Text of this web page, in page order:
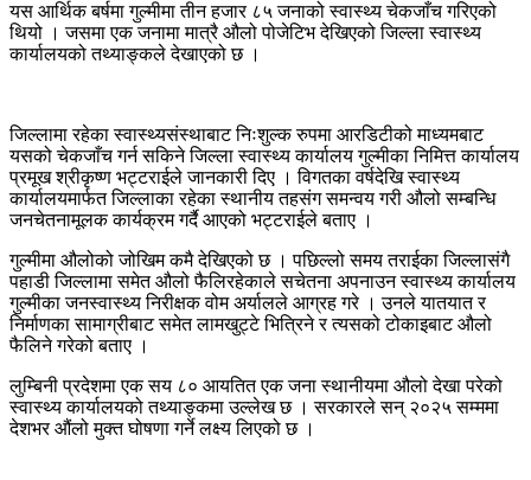
यस आर्थिक बर्षमा गुल्मीमा तीन हजार ८५ जनाको स्वास्थ्य चेकजाँच गरिएको
थियो । जसमा एक जनामा मात्रै औलो पोजेटिभ देखिएको जिल्ला स्वास्थ्य
कार्यालयको तथ्याङ्कले देखाएको छ ।
जिल्लामा रहेका स्वास्थ्यसंस्थाबाट निःशुल्क रुपमा आरडिटीको माध्यमबाट
यसको चेकजाँच गर्न सकिने जिल्ला स्वास्थ्य कार्यालय गुल्मीका निमित्त कार्यालय
प्रमूख श्रीकृष्ण भट्टराईले जानकारी दिए । विगतका वर्षदेखि स्वास्थ्य
कार्यालयमार्फत जिल्लाका रहेका स्थानीय तहसंग समन्वय गरी औलो सम्बन्धि
जनचेतनामूलक कार्यक्रम गर्दै आएको भट्टराईले बताए ।
गुल्मीमा औलोको जोखिम कमै देखिएको छ । पछिल्लो समय तराईका जिल्लासंगै
पहाडी जिल्लामा समेत औलो फैलिरहेकाले सचेतना अपनाउन स्वास्थ्य कार्यालय
गुल्मीका जनस्वास्थ्य निरीक्षक वोम अर्यालले आग्रह गरे । उनले यातयात र
निर्माणका सामाग्रीबाट समेत लामखुट्टे भित्रिने र त्यसको टोकाइबाट औलो
फैलिने गरेको बताए ।
लुम्बिनी प्रदेशमा एक सय ८० आयतित एक जना स्थानीयमा औलो देखा परेको
स्वास्थ्य कार्यालयको तथ्याङ्कमा उल्लेख छ । सरकारले सन् २०२५ सम्ममा
देशभर औंलो मुक्त घोषणा गर्ने लक्ष्य लिएको छ ।